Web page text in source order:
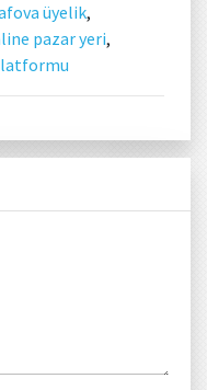
üyelik,
pazar yeri,